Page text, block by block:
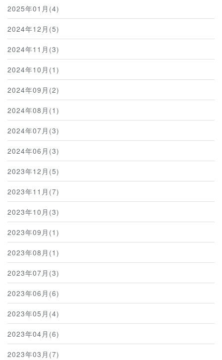
2025年01月(4)
2024年12月(5)
2024年11月(3)
2024年10月(1)
2024年09月(2)
2024年08月(1)
2024年07月(3)
2024年06月(3)
2023年12月(5)
2023年11月(7)
2023年10月(3)
2023年09月(1)
2023年08月(1)
2023年07月(3)
2023年06月(6)
2023年05月(4)
2023年04月(6)
2023年03月(7)